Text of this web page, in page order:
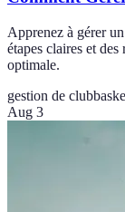
Apprenez à gérer
étapes claires et
optimale.
gestion de club
Aug 3